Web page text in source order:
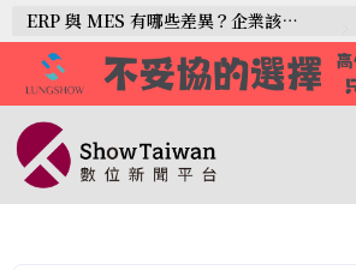
ERP 與 MES 有哪些差異？企業該如何選擇？